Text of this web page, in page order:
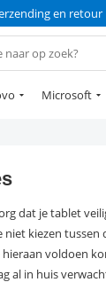
en retour
Microsoft
dat je tablet
niet kiezen
voldoen
al in huis